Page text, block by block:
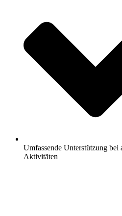
Umfassende Unterstützung
Aktivitäten